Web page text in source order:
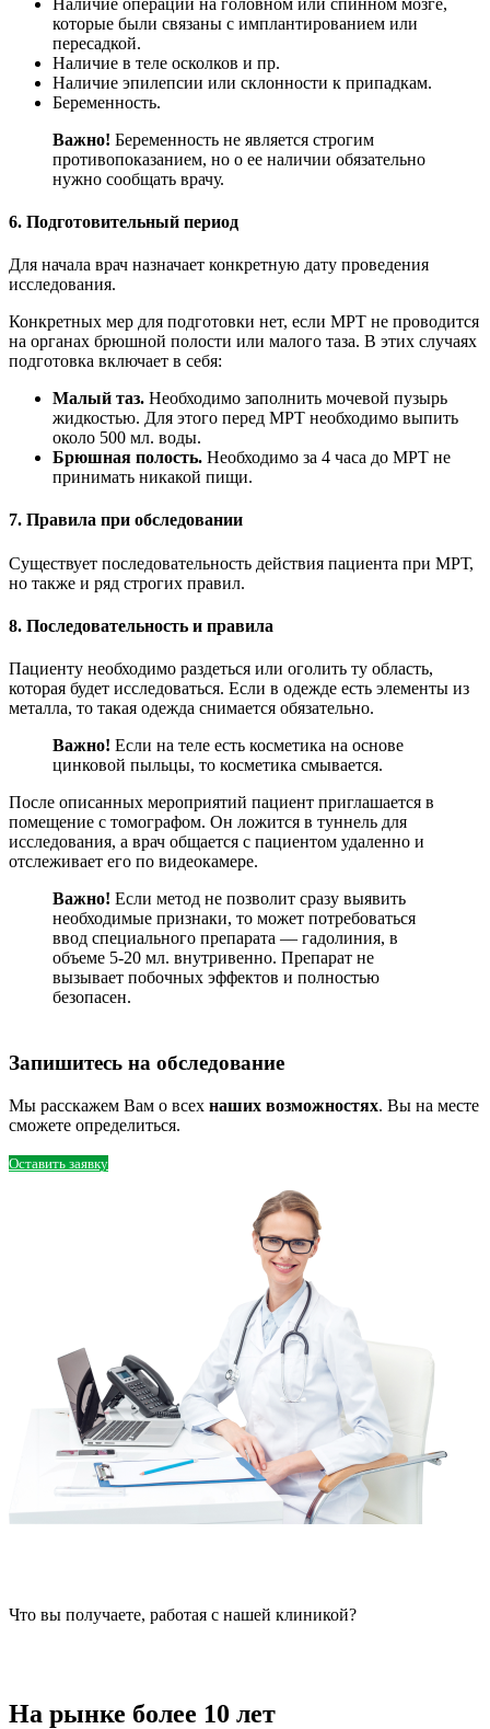
которые были связаны с имплантированием или
пересадкой.
Наличие в теле осколков и пр.
Наличие эпилепсии или склонности к припадкам.
Беременность.
Важно! Беременность не является строгим
противопоказанием, но о ее наличии обязательно
нужно сообщать врачу.
6. Подготовительный период
Для начала врач назначает конкретную дату проведения
исследования.
Конкретных мер для подготовки нет, если МРТ не проводится
на органах брюшной полости или малого таза. В этих случаях
подготовка включает в себя:
Малый таз. Необходимо заполнить мочевой пузырь
жидкостью. Для этого перед МРТ необходимо выпить
около 500 мл. воды.
Брюшная полость. Необходимо за 4 часа до МРТ не
принимать никакой пищи.
7. Правила при обследовании
Существует последовательность действия пациента при МРТ,
но также и ряд строгих правил.
8. Последовательность и правила
Пациенту необходимо раздеться или оголить ту область,
которая будет исследоваться. Если в одежде есть элементы из
металла, то такая одежда снимается обязательно.
Важно! Если на теле есть косметика на основе
цинковой пыльцы, то косметика смывается.
После описанных мероприятий пациент приглашается в
помещение с томографом. Он ложится в туннель для
исследования, а врач общается с пациентом удаленно и
отслеживает его по видеокамере.
Важно! Если метод не позволит сразу выявить
необходимые признаки, то может потребоваться
ввод специального препарата — гадолиния, в
объеме 5-20 мл. внутривенно. Препарат не
вызывает побочных эффектов и полностью
безопасен.
Запишитесь на обследование
Мы расскажем Вам о всех наших возможностях. Вы на месте
сможете определиться.
Оставить заявку
Что вы получаете, работая с нашей клиникой?
На рынке более 10 лет